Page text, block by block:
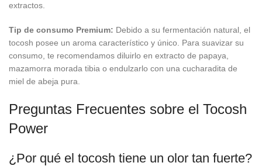
extractos.
Tip de consumo Premium: Debido a su fermentación natural, el
tocosh posee un aroma característico y único. Para suavizar su
consumo, te recomendamos diluirlo en extracto de papaya,
mazamorra morada tibia o endulzarlo con una cucharadita de
miel de abeja pura.
Preguntas Frecuentes sobre el Tocosh
Power
¿Por qué el tocosh tiene un olor tan fuerte?